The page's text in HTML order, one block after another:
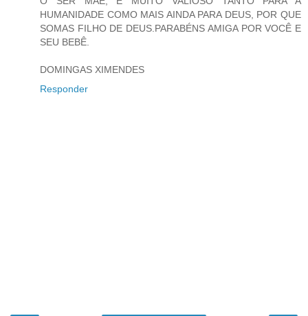
HUMANIDADE COMO MAIS AINDA PARA DEUS, POR QUE
SOMAS FILHO DE DEUS.PARABÉNS AMIGA POR VOCÊ E
SEU BEBÊ.
DOMINGAS XIMENDES
Responder